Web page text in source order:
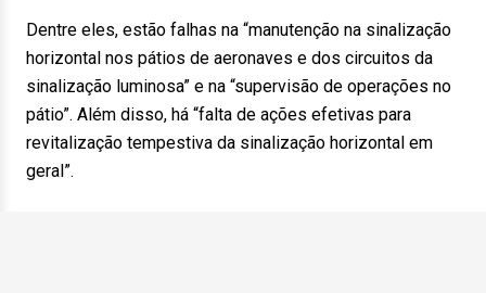
Dentre eles, estão falhas na “manutenção na sinalização
horizontal nos pátios de aeronaves e dos circuitos da
sinalização luminosa” e na “supervisão de operações no
pátio”. Além disso, há “falta de ações efetivas para
revitalização tempestiva da sinalização horizontal em
geral”.